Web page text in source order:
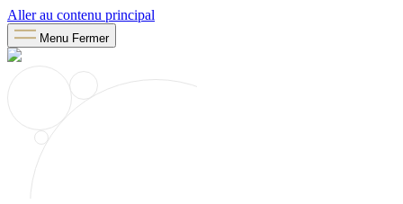
Aller au contenu principal
Menu Fermer